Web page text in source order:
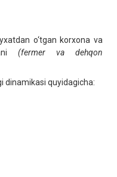
o‘tgan korxona va
(fermer va dehqon
dinamikasi quyidagicha: